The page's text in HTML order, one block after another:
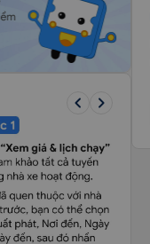
keyboard_arrow_left keyboard_arrow_right